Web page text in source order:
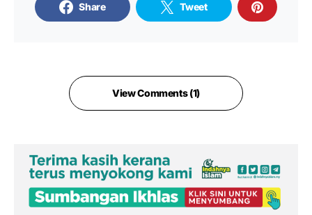
Share Tweet
View Comments (1)